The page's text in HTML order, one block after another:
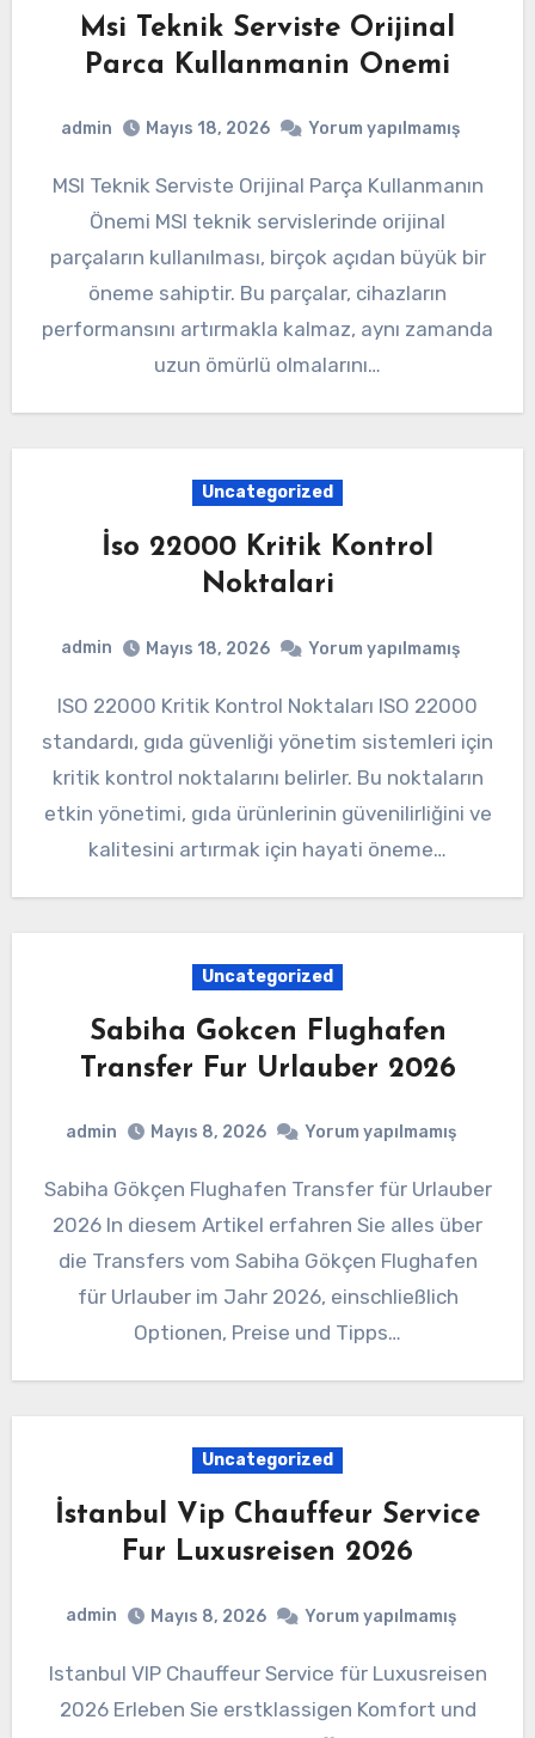
Msi Teknik Serviste Orijinal
Parca Kullanmanin Onemi
admin Mayıs 18, 2026 Yorum yapılmamış
MSI Teknik Serviste Orijinal Parça Kullanmanın
Önemi MSI teknik servislerinde orijinal
parçaların kullanılması, birçok açıdan büyük bir
öneme sahiptir. Bu parçalar, cihazların
performansını artırmakla kalmaz, aynı zamanda
uzun ömürlü olmalarını…
Uncategorized
İso 22000 Kritik Kontrol
Noktalari
admin Mayıs 18, 2026 Yorum yapılmamış
ISO 22000 Kritik Kontrol Noktaları ISO 22000
standardı, gıda güvenliği yönetim sistemleri için
kritik kontrol noktalarını belirler. Bu noktaların
etkin yönetimi, gıda ürünlerinin güvenilirliğini ve
kalitesini artırmak için hayati öneme…
Uncategorized
Sabiha Gokcen Flughafen
Transfer Fur Urlauber 2026
admin Mayıs 8, 2026 Yorum yapılmamış
Sabiha Gökçen Flughafen Transfer für Urlauber
2026 In diesem Artikel erfahren Sie alles über
die Transfers vom Sabiha Gökçen Flughafen
für Urlauber im Jahr 2026, einschließlich
Optionen, Preise und Tipps…
Uncategorized
İstanbul Vip Chauffeur Service
Fur Luxusreisen 2026
admin Mayıs 8, 2026 Yorum yapılmamış
Istanbul VIP Chauffeur Service für Luxusreisen
2026 Erleben Sie erstklassigen Komfort und